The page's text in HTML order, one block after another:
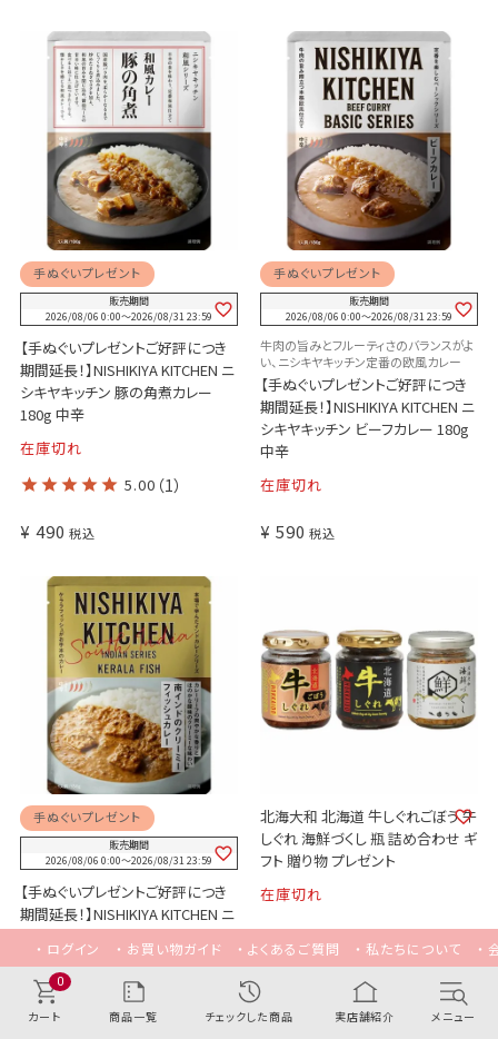
手ぬぐいプレゼント
販売期間
2026/08/06 0:00〜2026/08/31 23:59
【手ぬぐいプレゼントご好評につき
期間延長！】NISHIKIYA KITCHEN ニ
シキヤキッチン 豚の角煮カレー
180g 中辛
在庫切れ
5.00 （1）
¥ 490 税込
手ぬぐいプレゼント
販売期間
2026/08/06 0:00〜2026/08/31 23:59
牛肉の旨みとフルーティさのバランスがよ
い、ニシキヤキッチン定番の欧風カレー
【手ぬぐいプレゼントご好評につき
期間延長！】NISHIKIYA KITCHEN ニ
シキヤキッチン ビーフカレー 180g
中辛
在庫切れ
¥ 590 税込
手ぬぐいプレゼント
販売期間
2026/08/06 0:00〜2026/08/31 23:59
【手ぬぐいプレゼントご好評につき
期間延長！】NISHIKIYA KITCHEN ニ
シキヤキッチン 南インドのクリーミ
ーフィッシュカレー 180g 中辛 レト
ルト ケララフィッシュ
在庫切れ
北海大和 北海道 牛しぐれごぼう 牛
しぐれ 海鮮づくし 瓶 詰め合わせ ギ
フト 贈り物 プレゼント
在庫切れ
ログイン お買い物ガイド よくあるご質問 私たちについて
0